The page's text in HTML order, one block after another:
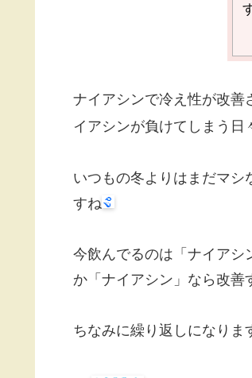
ナイアシンで冷え性が改善
イアシンが負けてしまう日
いつもの冬よりはまだマシ
すね
今飲んでるのは「ナイアシ
か「ナイアシン」なら改善
ちなみに繰り返しになりま